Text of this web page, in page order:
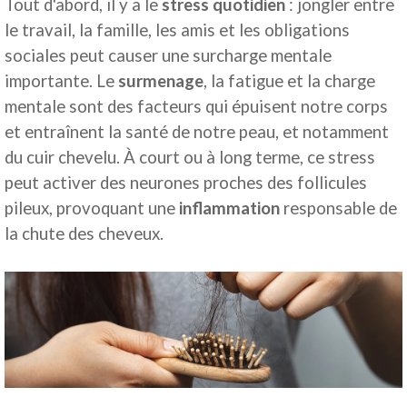
Tout d'abord, il y a le stress quotidien : jongler entre
le travail, la famille, les amis et les obligations
sociales peut causer une surcharge mentale
importante. Le surmenage, la fatigue et la charge
mentale sont des facteurs qui épuisent notre corps
et entraînent la santé de notre peau, et notamment
du cuir chevelu. À court ou à long terme, ce stress
peut activer des neurones proches des follicules
pileux, provoquant une inflammation responsable de
la chute des cheveux.